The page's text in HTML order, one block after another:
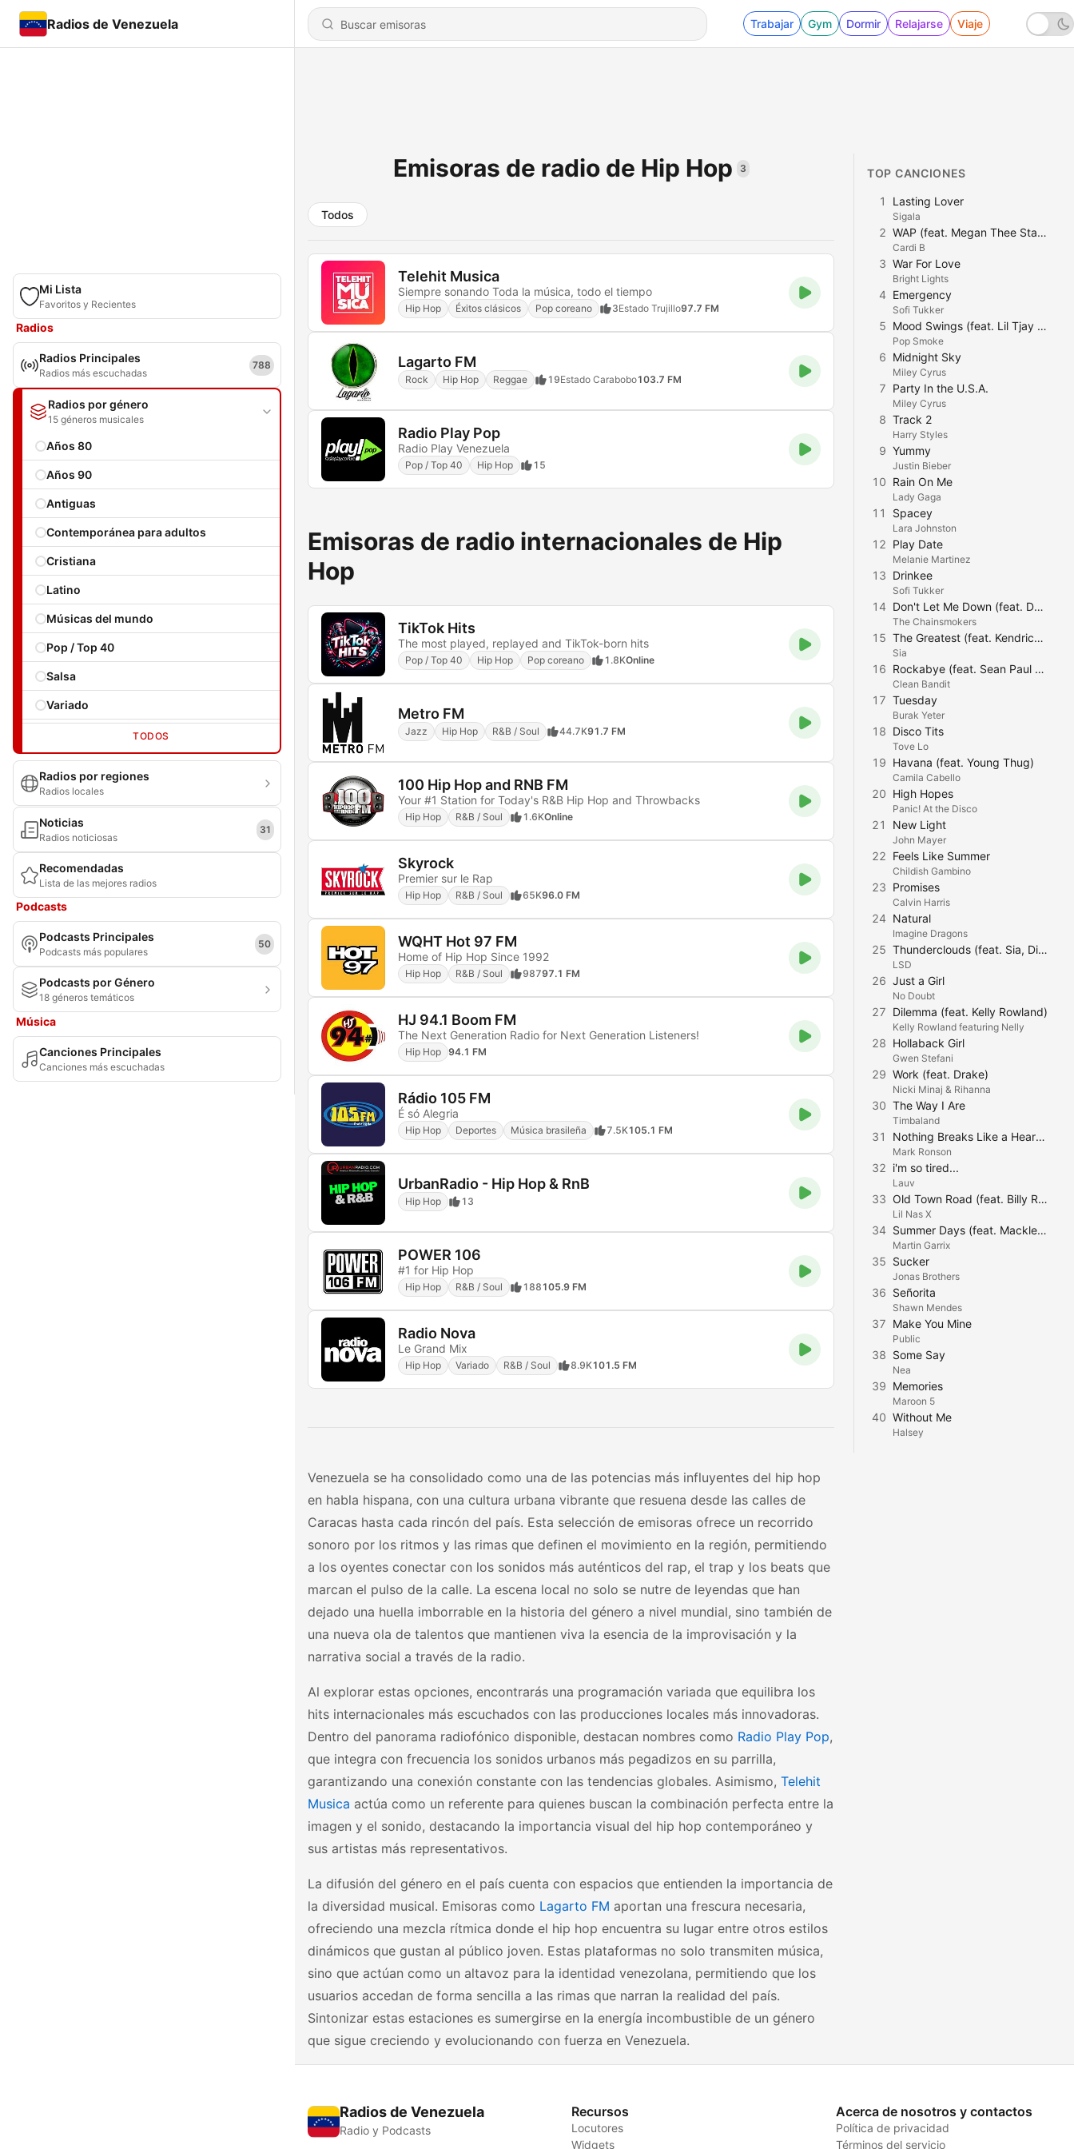
Radios de Venezuela Trabajar Gym Dormir Relajarse Viaje
Mi Lista
Favoritos y Recientes
Radios
Radios Principales
Radios más escuchadas
788
Radios por género
15 géneros musicales
Años 80
Años 90
Antiguas
Contemporánea para adultos
Cristiana
Latino
Músicas del mundo
Pop / Top 40
Salsa
Variado
TODOS
Radios por regiones
Radios locales
Noticias
Radios noticiosas
31
Recomendadas
Lista de las mejores radios
Podcasts
Podcasts Principales
Podcasts más populares
50
Podcasts por Género
18 géneros temáticos
Música
Canciones Principales
Canciones más escuchadas
Emisoras de radio de Hip Hop 3
Todos
Telehit Musica
Siempre sonando Toda la música, todo el tiempo
Hip Hop Éxitos clásicos Pop coreano 3Estado Trujillo97.7 FM
Lagarto FM
Rock Hip Hop Reggae 19Estado Carabobo103.7 FM
Radio Play Pop
Radio Play Venezuela
Pop / Top 40 Hip Hop 15
Emisoras de radio internacionales de Hip
Hop
TikTok Hits
The most played, replayed and TikTok-born hits
Pop / Top 40 Hip Hop Pop coreano 1.8KOnline
Metro FM
Jazz Hip Hop R&B / Soul 44.7K91.7 FM
100 Hip Hop and RNB FM
Your #1 Station for Today's R&B Hip Hop and Throwbacks
Hip Hop R&B / Soul 1.6KOnline
Skyrock
Premier sur le Rap
Hip Hop R&B / Soul 65K96.0 FM
WQHT Hot 97 FM
Home of Hip Hop Since 1992
Hip Hop R&B / Soul 98797.1 FM
HJ 94.1 Boom FM
The Next Generation Radio for Next Generation Listeners!
Hip Hop 94.1 FM
Rádio 105 FM
É só Alegria
Hip Hop Deportes Música brasileña 7.5K105.1 FM
UrbanRadio - Hip Hop & RnB
Hip Hop 13
POWER 106
#1 for Hip Hop
Hip Hop R&B / Soul 188105.9 FM
Radio Nova
Le Grand Mix
Hip Hop Variado R&B / Soul 8.9K101.5 FM
Venezuela se ha consolidado como una de las potencias más influyentes del hip hop
en habla hispana, con una cultura urbana vibrante que resuena desde las calles de
Caracas hasta cada rincón del país. Esta selección de emisoras ofrece un recorrido
sonoro por los ritmos y las rimas que definen el movimiento en la región, permitiendo
a los oyentes conectar con los sonidos más auténticos del rap, el trap y los beats que
marcan el pulso de la calle. La escena local no solo se nutre de leyendas que han
dejado una huella imborrable en la historia del género a nivel mundial, sino también de
una nueva ola de talentos que mantienen viva la esencia de la improvisación y la
narrativa social a través de la radio.
Al explorar estas opciones, encontrarás una programación variada que equilibra los
hits internacionales más escuchados con las producciones locales más innovadoras.
Dentro del panorama radiofónico disponible, destacan nombres como Radio Play Pop,
que integra con frecuencia los sonidos urbanos más pegadizos en su parrilla,
garantizando una conexión constante con las tendencias globales. Asimismo, Telehit
Musica actúa como un referente para quienes buscan la combinación perfecta entre la
imagen y el sonido, destacando la importancia visual del hip hop contemporáneo y
sus artistas más representativos.
La difusión del género en el país cuenta con espacios que entienden la importancia de
la diversidad musical. Emisoras como Lagarto FM aportan una frescura necesaria,
ofreciendo una mezcla rítmica donde el hip hop encuentra su lugar entre otros estilos
dinámicos que gustan al público joven. Estas plataformas no solo transmiten música,
sino que actúan como un altavoz para la identidad venezolana, permitiendo que los
usuarios accedan de forma sencilla a las rimas que narran la realidad del país.
Sintonizar estas estaciones es sumergirse en la energía incombustible de un género
que sigue creciendo y evolucionando con fuerza en Venezuela.
TOP CANCIONES
1 Lasting Lover
Sigala
2 WAP (feat. Megan Thee Stallion)
Cardi B
3 War For Love
Bright Lights
4 Emergency
Sofi Tukker
5 Mood Swings (feat. Lil Tjay & Summer Walker) [Remix]
Pop Smoke
6 Midnight Sky
Miley Cyrus
7 Party In the U.S.A.
Miley Cyrus
8 Track 2
Harry Styles
9 Yummy
Justin Bieber
10 Rain On Me
Lady Gaga
11 Spacey
Lara Johnston
12 Play Date
Melanie Martinez
13 Drinkee
Sofi Tukker
14 Don't Let Me Down (feat. Daya)
The Chainsmokers
15 The Greatest (feat. Kendrick Lamar)
Sia
16 Rockabye (feat. Sean Paul & Anne-Marie)
Clean Bandit
17 Tuesday
Burak Yeter
18 Disco Tits
Tove Lo
19 Havana (feat. Young Thug)
Camila Cabello
20 High Hopes
Panic! At the Disco
21 New Light
John Mayer
22 Feels Like Summer
Childish Gambino
23 Promises
Calvin Harris
24 Natural
Imagine Dragons
25 Thunderclouds (feat. Sia, Diplo & Labrinth)
LSD
26 Just a Girl
No Doubt
27 Dilemma (feat. Kelly Rowland)
Kelly Rowland featuring Nelly
28 Hollaback Girl
Gwen Stefani
29 Work (feat. Drake)
Nicki Minaj & Rihanna
30 The Way I Are
Timbaland
31 Nothing Breaks Like a Heart (feat. Miley Cyrus)
Mark Ronson
32 i'm so tired...
Lauv
33 Old Town Road (feat. Billy Ray Cyrus)
Lil Nas X
34 Summer Days (feat. Macklemore & Patrick Stump of Fall Out Boy)
Martin Garrix
35 Sucker
Jonas Brothers
36 Señorita
Shawn Mendes
37 Make You Mine
Public
38 Some Say
Nea
39 Memories
Maroon 5
40 Without Me
Halsey
Radios de Venezuela
Radio y Podcasts
Recursos
Locutores
Widgets
Acerca de nosotros y contactos
Política de privacidad
Términos del servicio